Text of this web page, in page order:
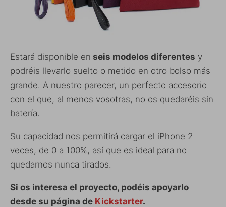
Estará disponible en seis modelos diferentes y
podréis llevarlo suelto o metido en otro bolso más
grande. A nuestro parecer, un perfecto accesorio
con el que, al menos vosotras, no os quedaréis sin
batería.
Su capacidad nos permitirá cargar el iPhone 2
veces, de 0 a 100%, así que es ideal para no
quedarnos nunca tirados.
Si os interesa el proyecto, podéis apoyarlo
desde su página de Kickstarter.